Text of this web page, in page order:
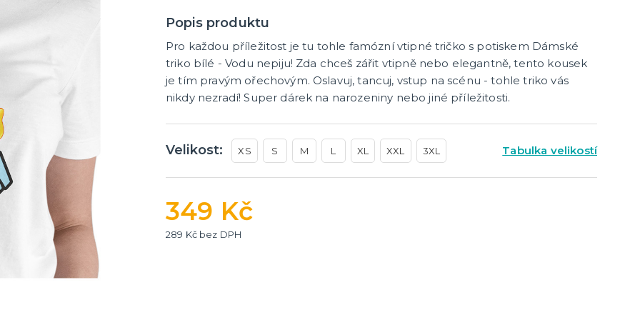
Popis produktu
Pro každou příležitost je tu tohle famózní vtipné tričko s potiskem Dámské
triko bílé - Vodu nepiju! Zda chceš zářit vtipně nebo elegantně, tento kousek
je tím pravým ořechovým. Oslavuj, tancuj, vstup na scénu - tohle triko vás
nikdy nezradí! Super dárek na narozeniny nebo jiné příležitosti.
Velikost: XS S M L XL XXL 3XL Tabulka velikostí
349 Kč
289 Kč bez DPH